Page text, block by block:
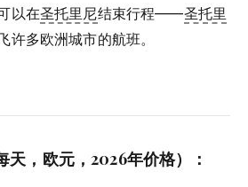
以在圣托里尼结束行程——圣托里
许多欧洲城市的航班。
天，欧元，2026年价格）：